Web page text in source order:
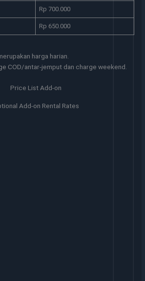
Rp 700.000
Rp 650.000
harga harian.
COD/antar-jemput dan charge weekend.
Price List Add-on
Add-on Rental Rates